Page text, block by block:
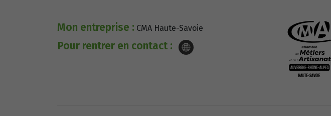
Mon entreprise : CMA Haute-Savoie
Pour rentrer en contact :